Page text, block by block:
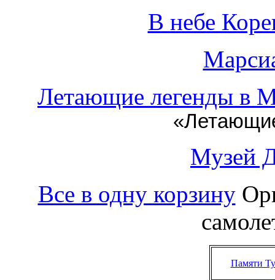
В небе
Летающие легенды в
Музей
Все в одну корзину
Памяти